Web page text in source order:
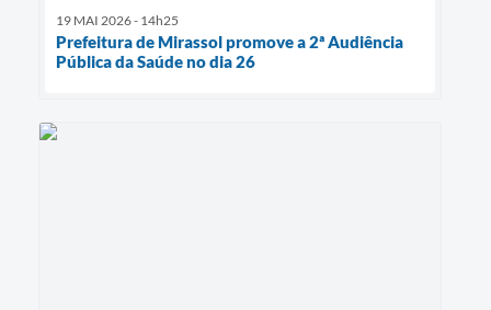
19 MAI 2026 - 14h25
Prefeitura de Mirassol promove a 2ª Audiência
Pública da Saúde no dia 26